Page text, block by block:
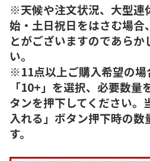
※天候や注文状況、大型連
始・土日祝日をはさむ場合
とがございますのであらか
い。
※11点以上ご購入希望の場
「10+」を選択、必要数
タンを押下してください。
入れる」ボタン押下時の
す。